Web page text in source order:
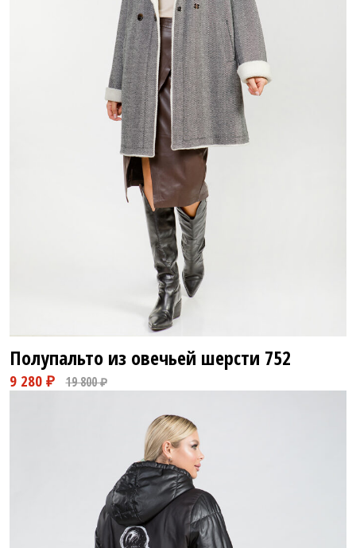
19 800 ₽
Полупальто из овечьей шерсти 752